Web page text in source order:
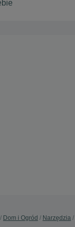
Dom i Ogród Narzędzia